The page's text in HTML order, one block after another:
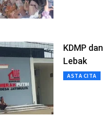
KDMP
Lebak
ASTA CITA